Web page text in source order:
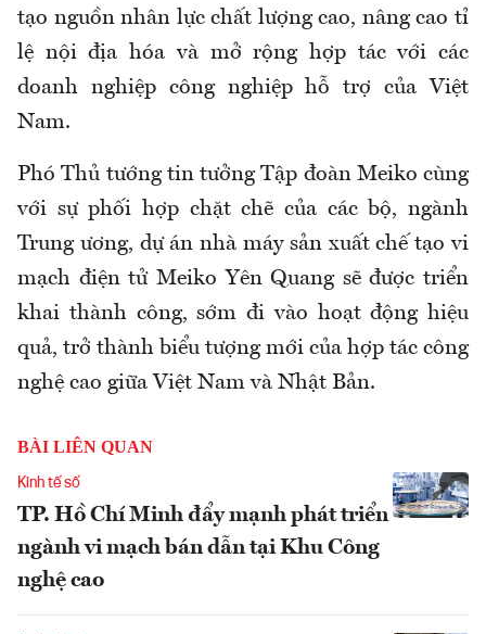
tạo nguồn nhân lực chất lượng cao, nâng cao tỉ
lệ nội địa hóa và mở rộng hợp tác với các
doanh nghiệp công nghiệp hỗ trợ của Việt
Nam.
Phó Thủ tướng tin tưởng Tập đoàn Meiko cùng
với sự phối hợp chặt chẽ của các bộ, ngành
Trung ương, dự án nhà máy sản xuất chế tạo vi
mạch điện tử Meiko Yên Quang sẽ được triển
khai thành công, sớm đi vào hoạt động hiệu
quả, trở thành biểu tượng mới của hợp tác công
nghệ cao giữa Việt Nam và Nhật Bản.
BÀI LIÊN QUAN
Kinh tế số
TP. Hồ Chí Minh đẩy mạnh phát triển
ngành vi mạch bán dẫn tại Khu Công
nghệ cao